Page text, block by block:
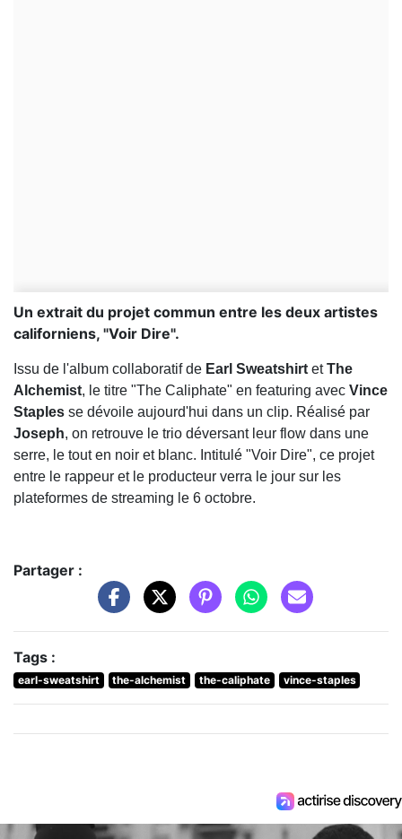
Un extrait du projet commun entre les deux artistes
californiens, "Voir Dire".
Issu de l'album collaboratif de Earl Sweatshirt etThe
Alchemist, le titre "The Caliphate" en featuring avec Vince
Staples se dévoile aujourd'hui dans un clip. Réalisé par
Joseph, on retrouve le trio déversant leur flow dans une
serre, le tout en noir et blanc. Intitulé "Voir Dire", ce projet
entre le rappeur et le producteur verra le jour sur les
plateformes de streaming le 6 octobre.
Partager :
Tags :
earl-sweatshirt the-alchemist the-caliphate vince-staples